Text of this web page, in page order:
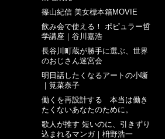
篠山紀信 美女標本箱MOVIE
飲み会で使える！ ポピュラー哲
学講座｜谷川嘉浩
長谷川町蔵が勝手に選ぶ、世界
のおじさん迷宮会
明日話したくなるアートの小噺
｜筧菜奈子
働くを再設計する 本当は働き
たくないあなたのために。
歌人が推す 短いのに、引きずり
込まれるマンガ｜枡野浩一